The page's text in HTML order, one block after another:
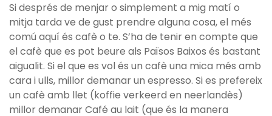
Si després de menjar o simplement a mig matí o
mitja tarda ve de gust prendre alguna cosa, el més
comú aquí és cafè o te. S’ha de tenir en compte que
el cafè que es pot beure als Països Baixos és bastant
aigualit. Si el que es vol és un cafè una mica més amb
cara i ulls, millor demanar un espresso. Si es prefereix
un cafè amb llet (koffie verkeerd en neerlandès)
millor demanar Café au lait (que és la manera